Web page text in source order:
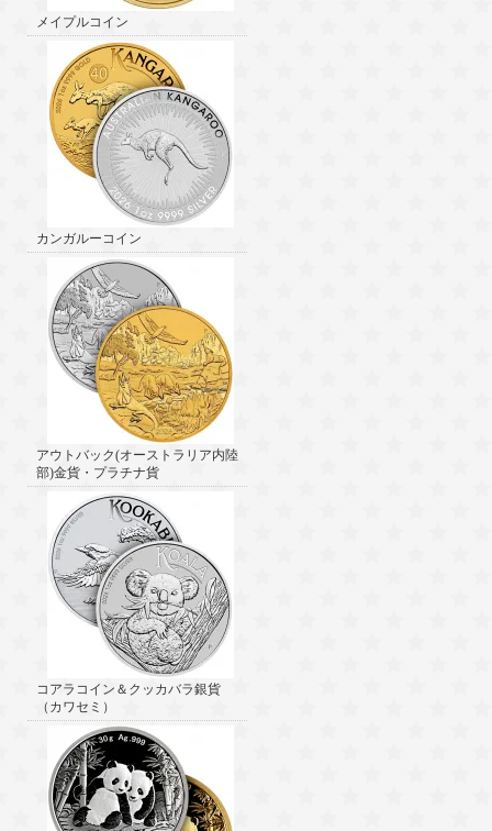
メイプルコイン
カンガルーコイン
アウトバック(オーストラリア内陸
部)金貨・プラチナ貨
コアラコイン＆クッカバラ銀貨
（カワセミ）